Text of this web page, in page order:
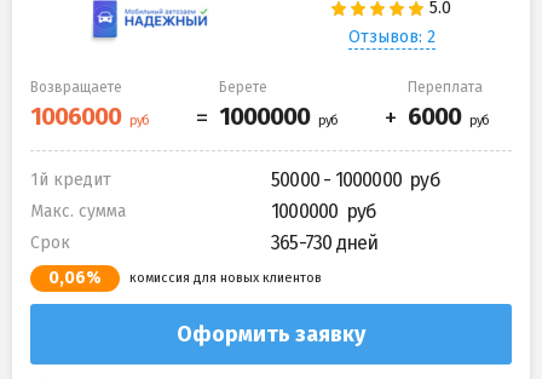
Отзывов: 2
Возвращаете Берете Переплата
1й кредит 50000 - 1000000
Макс. сумма 1000000
Срок 365-730 дней
0,06% комиссия для новых клиентов
Оформить заявку